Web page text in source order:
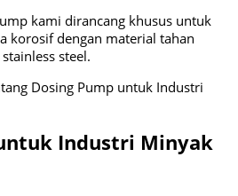
kami dirancang khusus untuk
korosif dengan material tahan
steel.
Dosing Pump untuk Industri
Industri Minyak